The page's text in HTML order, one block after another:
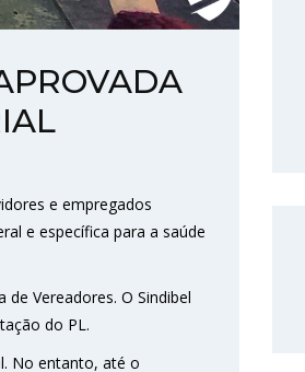
e empregados
e específica para a saúde
Vereadores. O Sindibel
do PL.
No entanto, até o